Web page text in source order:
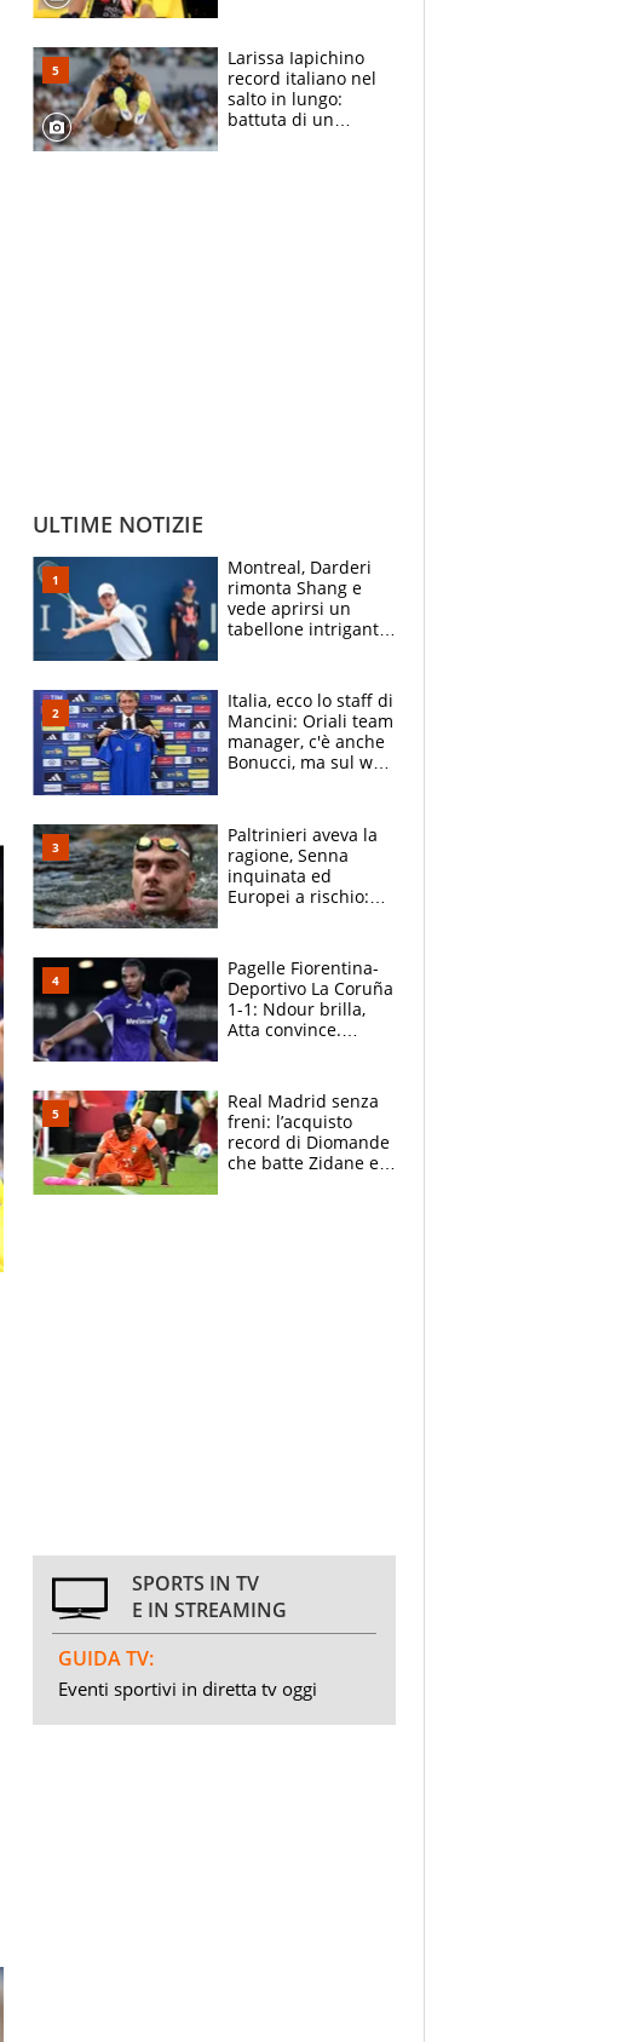
rischio da evitare
Larissa Iapichino
record italiano nel
salto in lungo:
battuta di un
ULTIME NOTIZIE
Montreal, Darderi
rimonta Shang e
vede aprirsi un
tabellone intrigante:
felice del mio livello"
Italia, ecco lo staff di
Mancini: Oriali team
manager, c'è anche
Bonucci, ma sul web
Paltrinieri aveva la
ragione, Senna
inquinata ed
Europei a rischio:
adesso
Pagelle Fiorentina-
Deportivo La Coruña
1-1: Ndour brilla,
Atta convince.
Real Madrid senza
freni: l’acquisto
record di Diomande
che batte Zidane e
SPORTS IN TV
E IN STREAMING
GUIDA TV:
Eventi sportivi in diretta tv oggi